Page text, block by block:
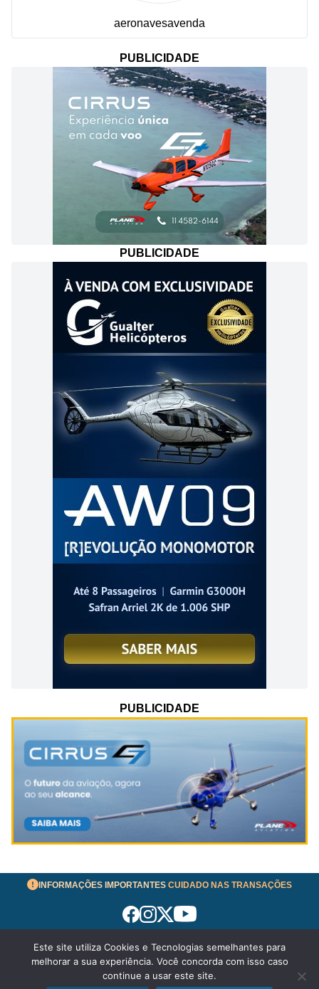
aeronavesavenda
PUBLICIDADE
PUBLICIDADE
PUBLICIDADE
INFORMAÇÕES IMPORTANTES CUIDADO NAS TRANSAÇÕES
Termos de Uso
© 2026 aeronavesavenda.com | Todos os Direitos
Reservados!
Este site utiliza Cookies e Tecnologias semelhantes para
melhorar a sua experiência. Você concorda com isso caso
continue a usar este site.